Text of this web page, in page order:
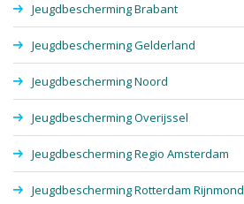
Jeugdbescherming Brabant
Jeugdbescherming Gelderland
Jeugdbescherming Noord
Jeugdbescherming Overijssel
Jeugdbescherming Regio Amsterdam
Jeugdbescherming Rotterdam Rijnmond